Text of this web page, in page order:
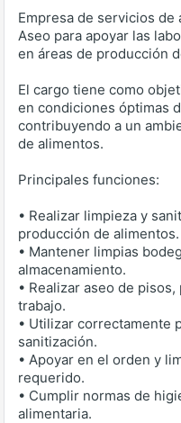
Empresa de servicios
Aseo para apoyar las
en áreas de producción
El cargo tiene como
en condiciones óptimas
contribuyendo a un
de alimentos.
Principales funciones:
• Realizar limpieza y
producción de alimentos.
• Mantener limpias
almacenamiento.
• Realizar aseo de
trabajo.
• Utilizar correctamente
sanitización.
• Apoyar en el orden y
requerido.
• Cumplir normas de
alimentaria.